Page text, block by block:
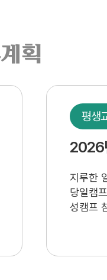
획
평생
지루한
당일캠
성캠프